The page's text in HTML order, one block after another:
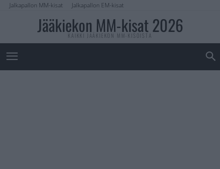
Jalkapallon MM-kisat Jalkapallon EM-kisat
Jääkiekon MM-kisat 2026
KAIKKI JÄÄKIEKON MM-KISOISTA